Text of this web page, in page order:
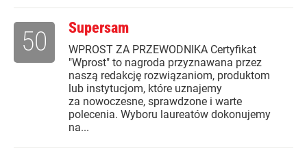
Supersam
WPROST ZA PRZEWODNIKA Certyfikat
"Wprost" to nagroda przyznawana przez
naszą redakcję rozwiązaniom, produktom
lub instytucjom, które uznajemy
za nowoczesne, sprawdzone i warte
polecenia. Wyboru laureatów dokonujemy
na...
50